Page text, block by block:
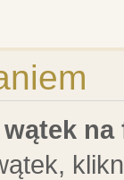
na